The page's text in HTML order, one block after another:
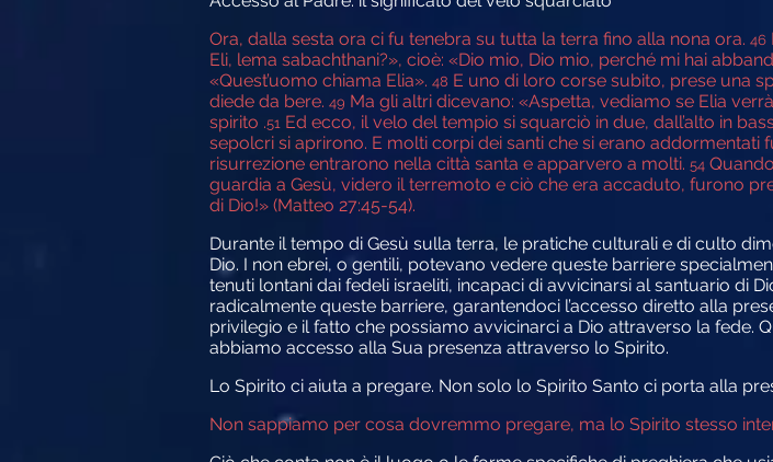
Ora, dalla sesta ora ci fu tenebra su tutta la terra fino alla nona ora. 46
Eli, lema sabachthani?», cioè: «Dio mio, Dio mio, perché mi hai
«Quest’uomo chiama Elia». 48 E uno di loro corse subito, prese una
diede da bere. 49 Ma gli altri dicevano: «Aspetta, vediamo se Elia
spirito .51 Ed ecco, il velo del tempio si squarciò in due, dall’alto in
sepolcri si aprirono. E molti corpi dei santi che si erano addormentati
risurrezione entrarono nella città santa e apparvero a molti. 54
guardia a Gesù, videro il terremoto e ciò che era accaduto, furono
di Dio!» (Matteo 27:45-54).
Durante il tempo di Gesù sulla terra, le pratiche culturali e di culto
Dio. I non ebrei, o gentili, potevano vedere queste barriere
tenuti lontani dai fedeli israeliti, incapaci di avvicinarsi al santuario di
radicalmente queste barriere, garantendoci l’accesso diretto alla
privilegio e il fatto che possiamo avvicinarci a Dio attraverso la fede.
abbiamo accesso alla Sua presenza attraverso lo Spirito.
Lo Spirito ci aiuta a pregare. Non solo lo Spirito Santo ci porta alla
Non sappiamo per cosa dovremmo pregare, ma lo Spirito stesso